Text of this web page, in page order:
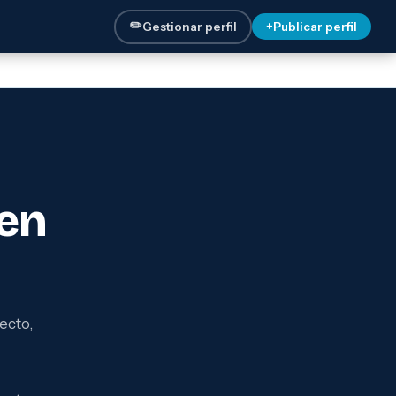
✏️Gestionar perfil +Publicar perfil